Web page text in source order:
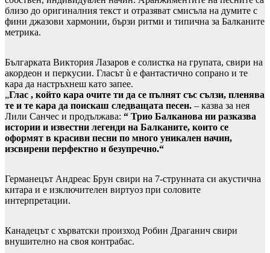
близо до оригиналния текст и отразяват смисъла на думите с
фини джазови хармонии, бързи ритми и типична за Балканите
метрика.
Българката Виктория Лазаров е солистка на групата, свири на
акордеон и перкусии. Гласът ù е фантастично сопрано и те
кара да настръхнеш като запее.
„Глас , който кара очите ти да се пълнят със сълзи, пленява
те и те кара да поискаш следващата песен. – казва за нея
Лили Санчес и продължава: “ Трио Балканова ни разказва
истории и известни легенди на Балканите, които се
оформят в красиви песни по много уникален начин,
изсвирени перфектно и безупречно.“
Германецът Андреас Брун свири на 7-струнната си акустична
китара и е изключителен виртуоз при соловите
интерпретации.
Канадецът с хърватски произход Робин Драганич свири
внушително на своя контрабас.